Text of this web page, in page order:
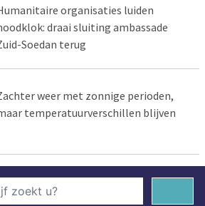
organisaties luiden
draai sluiting ambassade
Soedan terug
weer met zonnige perioden,
temperatuurverschillen blijven